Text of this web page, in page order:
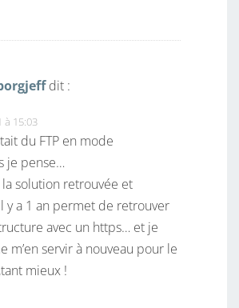
dit :
à 15:03
du FTP en mode
je pense…
solution retrouvée et
y a 1 an permet de retrouver
avec un https… et je
m’en servir à nouveau pour le
mieux !